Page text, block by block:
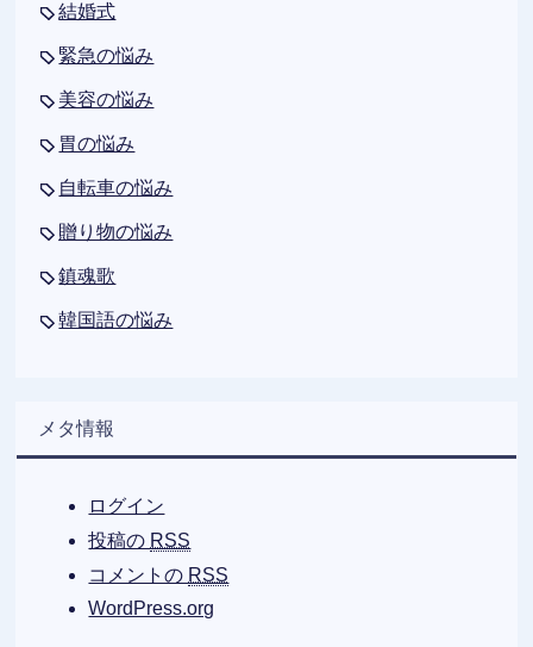
結婚式
緊急の悩み
美容の悩み
胃の悩み
自転車の悩み
贈り物の悩み
鎮魂歌
韓国語の悩み
メタ情報
ログイン
投稿の RSS
コメントの RSS
WordPress.org